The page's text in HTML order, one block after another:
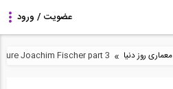
معماری روز دنیا »
Joachim Fischer part 3